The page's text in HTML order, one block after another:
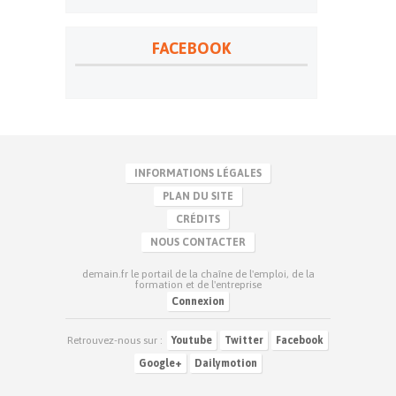
FACEBOOK
INFORMATIONS LÉGALES
PLAN DU SITE
CRÉDITS
NOUS CONTACTER
demain.fr le portail de la chaîne de l'emploi, de la
formation et de l'entreprise
Connexion
Retrouvez-nous sur : Youtube Twitter
Facebook
Google+
Dailymotion